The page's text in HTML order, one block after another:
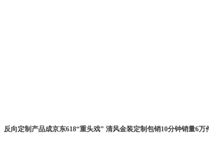
反向定制产品成京东618“重头戏” 清风金装定制包销10分钟销量6万